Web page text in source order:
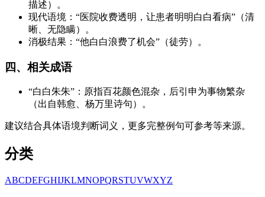
描述）。
现代语境：“医院收费透明，让患者明明白白看病”（清
晰、无隐瞒）。
消极结果：“他白白浪费了机会”（徒劳）。
四、相关成语
“白白朱朱”：原指百花颜色混杂，后引申为事物繁杂
（出自韩愈、杨万里诗句）。
建议结合具体语境判断词义，更多完整例句可参考等来源。
分类
ABCDEFGHIJKLMNOPQRSTUVWXYZ